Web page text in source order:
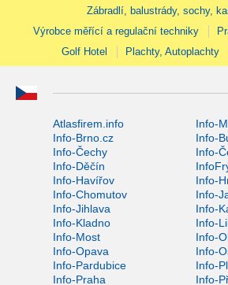
Zábradlí, balustrády, sochy,
Výrobce měřící a regulační techniky
Golf Hotel
Plachty, Autoplachty
Atlasfirem.info
Info-
Info-Brno.cz
Info-
Info-Čechy
Info-
Info-Děčín
Info-Havířov
Info-
Info-Chomutov
Info-
Info-Jihlava
Info-
Info-Kladno
Info-
Info-Most
Info-
Info-Opava
Info-
Info-Pardubice
Info-
Info-Praha
Info-